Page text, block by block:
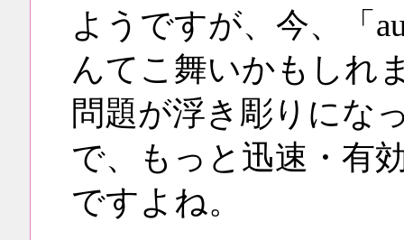
ようですが、今、「
んてこ舞いかもしれ
問題が浮き彫りにな
で、もっと迅速・有
ですよね。